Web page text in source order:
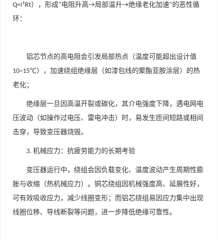
Q=I²Rt），形成“电阻升高→局部温升→绝缘老化加速”的恶性循
环：
铝芯节点的高电阻会引发局部热点（温度可能超出设计值
10~15℃），加速绕组绝缘层（如漆包线的聚酯亚胺涂层）的热
老化；
绝缘层一旦因高温开裂或碳化，其介电强度下降，遇电网电
压波动（如操作过电压、雷电冲击）时，易发生匝间短路或相间
击穿，导致变压器烧毁。
3. 机械应力：抗疲劳能力的长期考验
变压器运行中，绕组会因负载变化、温度波动产生周期性膨
胀与收缩（热机械应力）。铜芯绕组因机械强度高、延展性好，
可有效吸收应力，减少线圈变形；而铝芯绕组易因应力集中出现
线圈位移、导线断裂等问题，进一步降低绝缘可靠性。